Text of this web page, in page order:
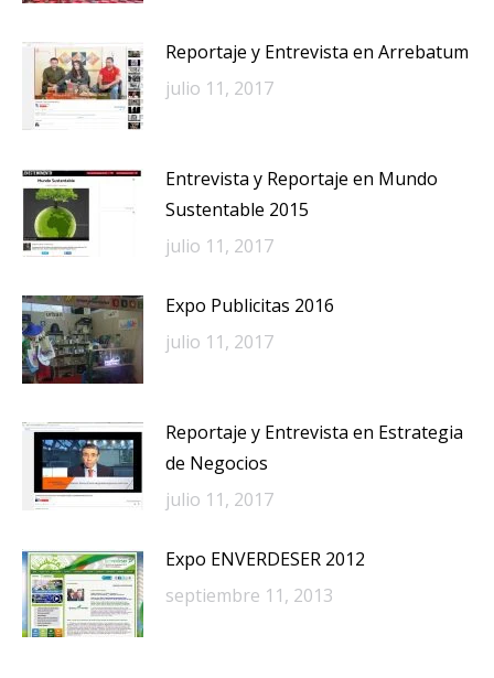
Reportaje y Entrevista en Arrebatum
julio 11, 2017
Entrevista y Reportaje en Mundo
Sustentable 2015
julio 11, 2017
Expo Publicitas 2016
julio 11, 2017
Reportaje y Entrevista en Estrategia
de Negocios
julio 11, 2017
Expo ENVERDESER 2012
septiembre 11, 2013